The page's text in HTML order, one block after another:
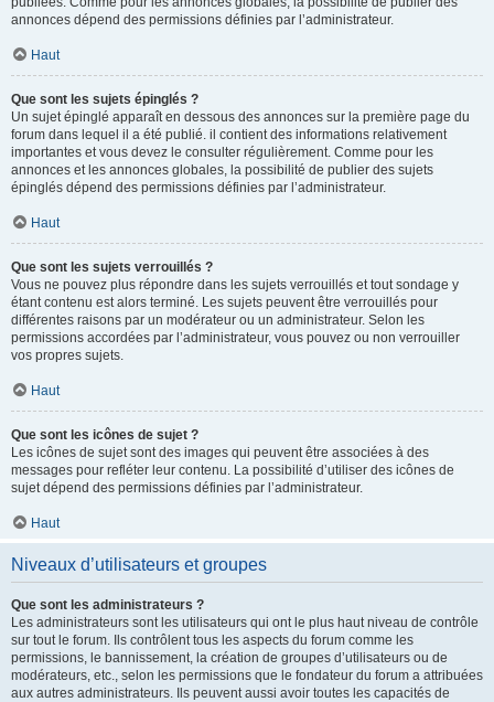
annonces dépend des permissions définies par l’administrateur.
Haut
Que sont les sujets épinglés ?
Un sujet épinglé apparaît en dessous des annonces sur la première page du
forum dans lequel il a été publié. il contient des informations relativement
importantes et vous devez le consulter régulièrement. Comme pour les
annonces et les annonces globales, la possibilité de publier des sujets
épinglés dépend des permissions définies par l’administrateur.
Haut
Que sont les sujets verrouillés ?
Vous ne pouvez plus répondre dans les sujets verrouillés et tout sondage y
étant contenu est alors terminé. Les sujets peuvent être verrouillés pour
différentes raisons par un modérateur ou un administrateur. Selon les
permissions accordées par l’administrateur, vous pouvez ou non verrouiller
vos propres sujets.
Haut
Que sont les icônes de sujet ?
Les icônes de sujet sont des images qui peuvent être associées à des
messages pour refléter leur contenu. La possibilité d’utiliser des icônes de
sujet dépend des permissions définies par l’administrateur.
Haut
Niveaux d’utilisateurs et groupes
Que sont les administrateurs ?
Les administrateurs sont les utilisateurs qui ont le plus haut niveau de contrôle
sur tout le forum. Ils contrôlent tous les aspects du forum comme les
permissions, le bannissement, la création de groupes d’utilisateurs ou de
modérateurs, etc., selon les permissions que le fondateur du forum a attribuées
aux autres administrateurs. Ils peuvent aussi avoir toutes les capacités de